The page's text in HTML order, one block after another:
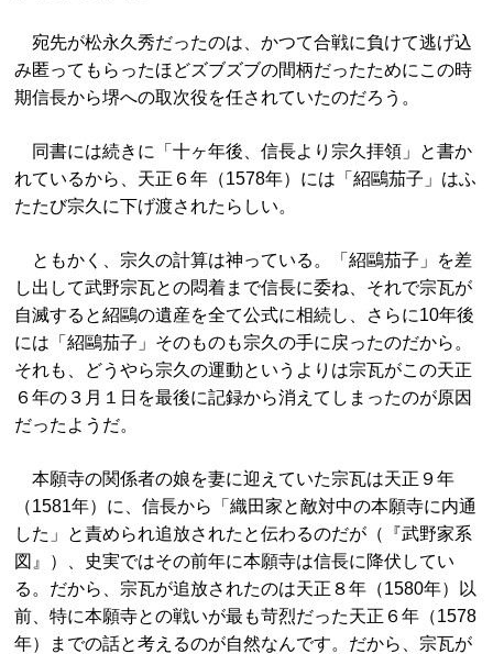
宛先が松永久秀だったのは、かつて合戦に負けて逃げ込
み匿ってもらったほどズブズブの間柄だったためにこの時
期信長から堺への取次役を任されていたのだろう。
同書には続きに「十ヶ年後、信長より宗久拝領」と書か
れているから、天正６年（1578年）には「紹鷗茄子」はふ
たたび宗久に下げ渡されたらしい。
ともかく、宗久の計算は神っている。「紹鷗茄子」を差
し出して武野宗瓦との悶着まで信長に委ね、それで宗瓦が
自滅すると紹鷗の遺産を全て公式に相続し、さらに10年後
には「紹鷗茄子」そのものも宗久の手に戻ったのだから。
それも、どうやら宗久の運動というよりは宗瓦がこの天正
６年の３月１日を最後に記録から消えてしまったのが原因
だったようだ。
本願寺の関係者の娘を妻に迎えていた宗瓦は天正９年
（1581年）に、信長から「織田家と敵対中の本願寺に内通
した」と責められ追放されたと伝わるのだが（『武野家系
図』）、史実ではその前年に本願寺は信長に降伏してい
る。だから、宗瓦が追放されたのは天正８年（1580年）以
前、特に本願寺との戦いが最も苛烈だった天正６年（1578
年）までの話と考えるのが自然なんです。だから、宗瓦が